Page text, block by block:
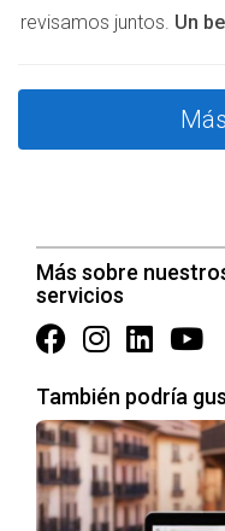
Gastos
Beneficio neto =
Impuestos +
Beneficio neto =
320,500 euros
Caso 3: Venta de
revisamos juntos. Un
Más sobre
servicios
También podría